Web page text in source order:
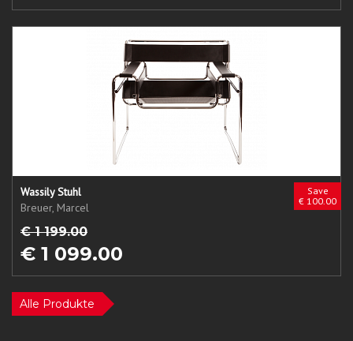
Save
€ 100.00
Wassily Stuhl
Breuer, Marcel
€ 1 199.00
€ 1 099.00
Alle Produkte